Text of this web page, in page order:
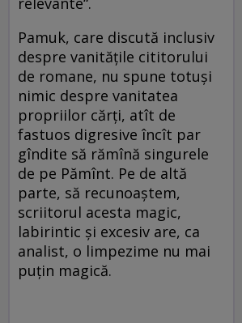
Pamuk, care discută inclusiv
despre vanităţile cititorului
de romane, nu spune totuşi
nimic despre vanitatea
propriilor cărţi, atît de
fastuos digresive încît par
gîndite să rămînă singurele
de pe Pămînt. Pe de altă
parte, să recunoaştem,
scriitorul acesta magic,
labirintic şi excesiv are, ca
analist, o limpezime nu mai
puţin magică.